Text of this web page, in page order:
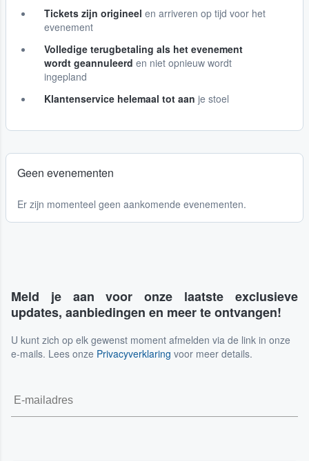
Tickets zijn origineel en arriveren op tijd voor het
evenement
Volledige terugbetaling als het evenement
wordt geannuleerd en niet opnieuw wordt
ingepland
Klantenservice helemaal tot aan je stoel
Geen evenementen
Er zijn momenteel geen aankomende evenementen.
Meld je aan voor onze laatste exclusieve
updates, aanbiedingen en meer te ontvangen!
U kunt zich op elk gewenst moment afmelden via de link in onze
e-mails. Lees onze Privacyverklaring voor meer details.